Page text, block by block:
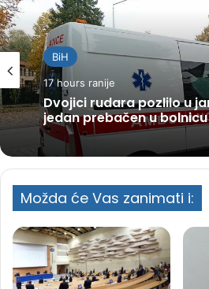
BiH
17 hours ranije
Dvojici rudara pozlilo u
jedan prebačen u bolnicu
Možda će Vas zanimati i: